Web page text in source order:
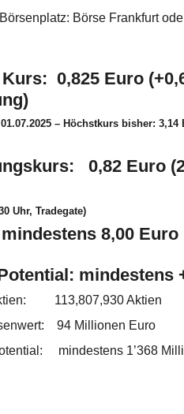
Börse Frankfurt
0,825 Euro
– Höchstkurs bisher: 3,14
0,82 Euro
Uhr, Tradegate)
8,00 Euro
mindestens
113,807,930 Aktien
94 Millionen Euro
mindestens 1’368